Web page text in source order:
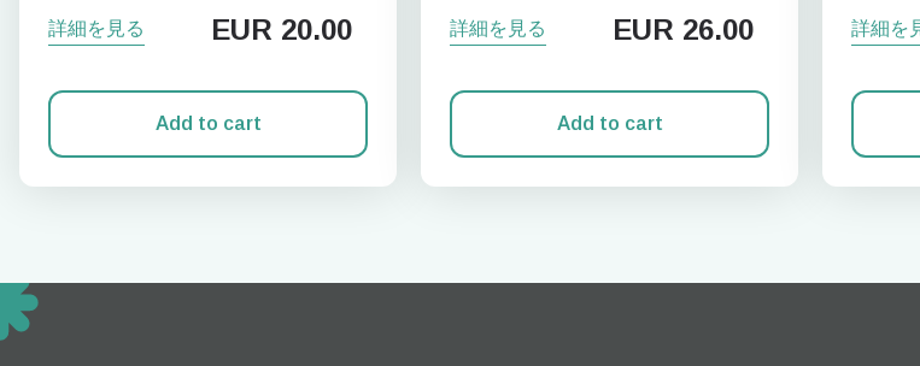
詳細を見る EUR 20.00
Add to cart
詳細を見る EUR 26.00
Add to cart
詳細を